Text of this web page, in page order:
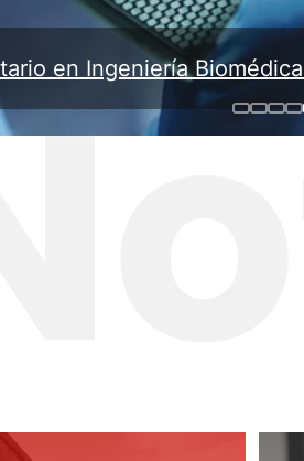
en Ingeniería Biomédica